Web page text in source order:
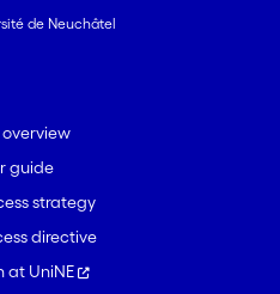
de Neuchâtel
overview
guide
strategy
directive
at UniNE